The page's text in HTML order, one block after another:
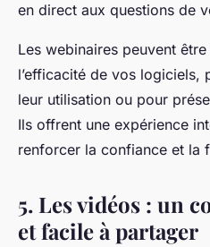
en direct aux questions de
Les webinaires peuvent
l’efficacité de vos logiciels,
leur utilisation ou pour
Ils offrent une expérience
renforcer la confiance et la
5. Les vidéos : un
et facile à partager